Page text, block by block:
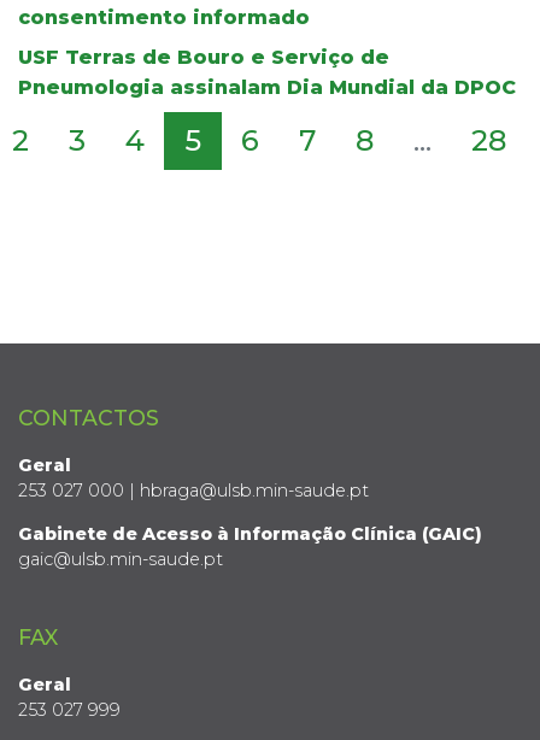
consentimento informado
USF Terras de Bouro e Serviço de
Pneumologia assinalam Dia Mundial da DPOC
2 3 4 5 6 7 8 ... 28
CONTACTOS
Geral
253 027 000 | hbraga@ulsb.min-saude.pt
Gabinete de Acesso à Informação Clínica (GAIC)
gaic@ulsb.min-saude.pt
FAX
Geral
253 027 999